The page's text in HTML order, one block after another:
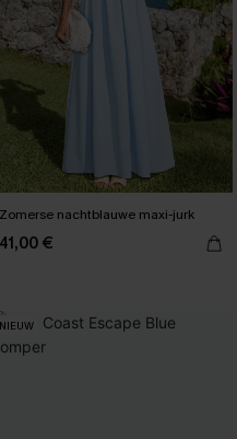
Zomerse nachtblauwe maxi-jurk
41,00 €
NIEUW